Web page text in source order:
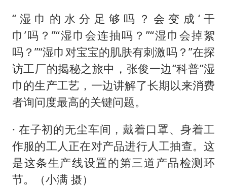
“湿巾的水分足够吗？会变成‘干
巾’吗？”“湿巾会连抽吗？”“湿巾会掉絮
吗？”“湿巾对宝宝的肌肤有刺激吗？”在探
访工厂的揭秘之旅中，张俊一边“科普”湿
巾的生产工艺，一边讲解了长期以来消费
者询问度最高的关键问题。
· 在子初的无尘车间，戴着口罩、身着工
作服的工人正在对产品进行人工抽查。这
是这条生产线设置的第三道产品检测环
节。（小满 摄）